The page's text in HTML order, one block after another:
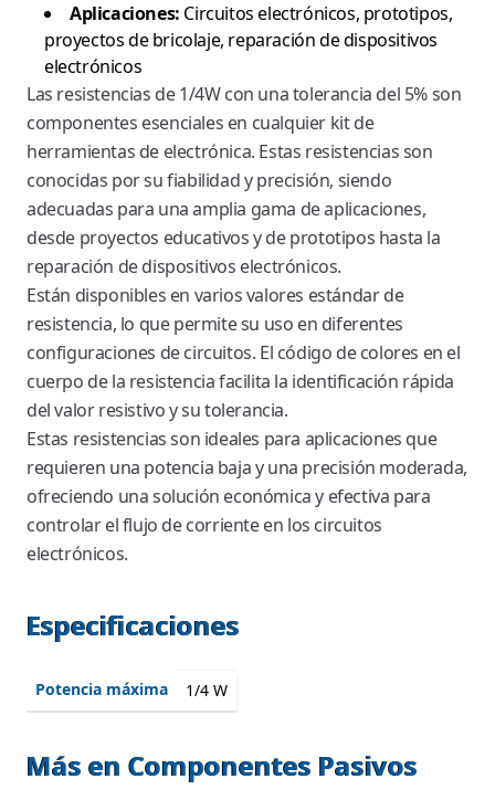
Aplicaciones: Circuitos electrónicos, prototipos,
proyectos de bricolaje, reparación de dispositivos
electrónicos
Las resistencias de 1/4W con una tolerancia del 5% son
componentes esenciales en cualquier kit de
herramientas de electrónica. Estas resistencias son
conocidas por su fiabilidad y precisión, siendo
adecuadas para una amplia gama de aplicaciones,
desde proyectos educativos y de prototipos hasta la
reparación de dispositivos electrónicos.
Están disponibles en varios valores estándar de
resistencia, lo que permite su uso en diferentes
configuraciones de circuitos. El código de colores en el
cuerpo de la resistencia facilita la identificación rápida
del valor resistivo y su tolerancia.
Estas resistencias son ideales para aplicaciones que
requieren una potencia baja y una precisión moderada,
ofreciendo una solución económica y efectiva para
controlar el flujo de corriente en los circuitos
electrónicos.
Especificaciones
Potencia máxima 1/4 W
Más en Componentes Pasivos